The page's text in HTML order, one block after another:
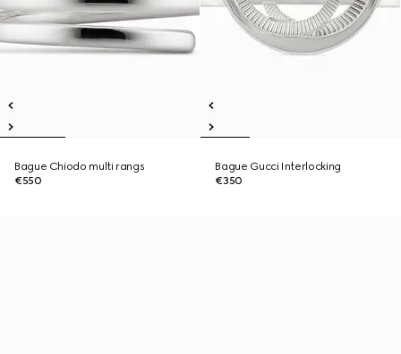
Bague Chiodo multi rangs
€550
Bague Gucci Interlocking
€350